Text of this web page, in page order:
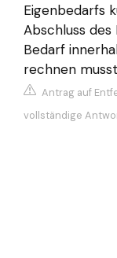
Eigenbedarfs
Abschluss
Bedarf
rechnen
Antrag auf
vollständige